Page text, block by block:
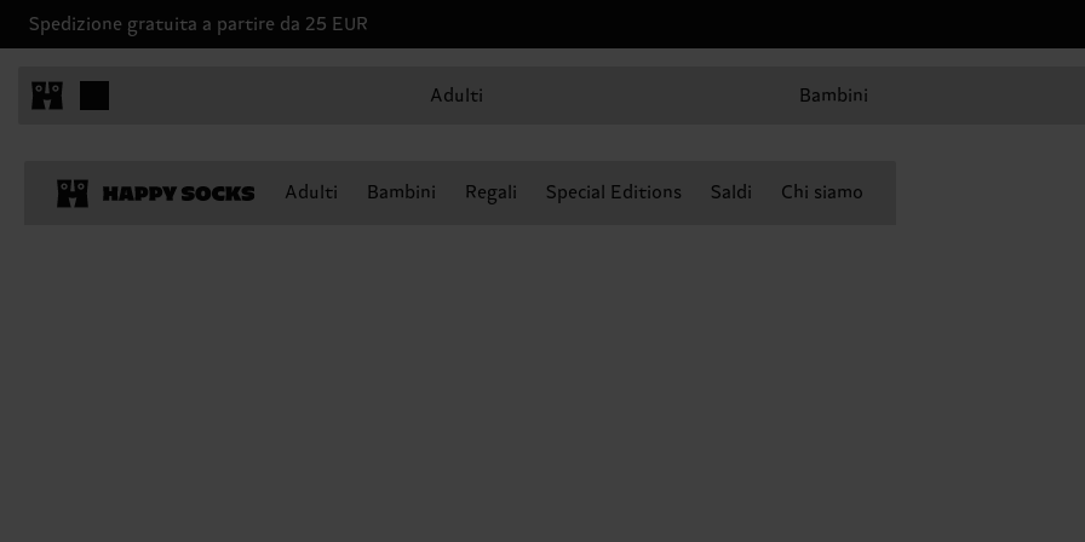
Spedizione gratuita a partire da 25 EUR
Adulti Bambini
Adulti Bambini Regali Special Editions Saldi Chi siamo